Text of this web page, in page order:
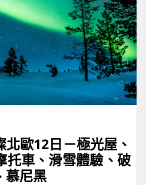
北歐12日－極光屋、
托車、滑雪體驗、破
慕尼黑